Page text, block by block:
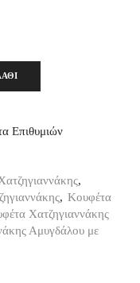
Επιθυμιών
,
, Κουφέτα
Χατζηγιαννάκης
Αμυγδάλου με